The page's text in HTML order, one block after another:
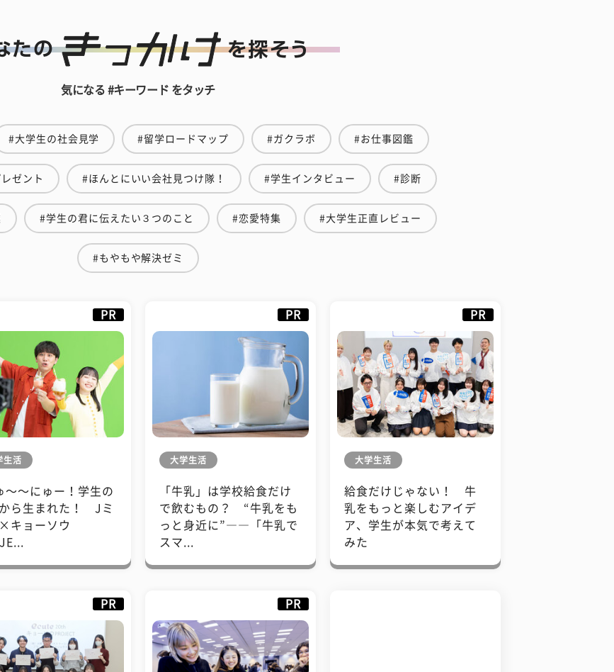
気になる #キーワード をタッチ
#大学生の社会見学 #留学ロードマップ #ガクラボ #お仕事図鑑
ゼント #ほんとにいい会社見つけ隊！ #学生インタビュー #診断
#学生の君に伝えたい３つのこと #恋愛特集 #大学生正直レビュー
#もやもや解決ゼミ
PR
生活
〜〜にゅー！学生の
ら生まれた！ Jミ
キョーソウ
PR
大学生活
「牛乳」は学校給食だけ
で飲むもの？ “牛乳をも
っと身近に”――「牛乳で
スマ...
PR
大学生活
給食だけじゃない！ 牛
乳をもっと楽しむアイデ
ア、学生が本気で考えて
みた
PR PR